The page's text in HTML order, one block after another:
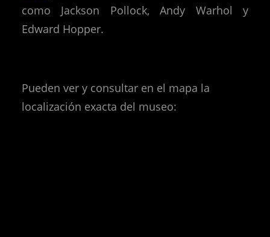
como Jackson Pollock, Andy Warhol y
Edward Hopper.
Pueden ver y consultar en el mapa la
localización exacta del museo: